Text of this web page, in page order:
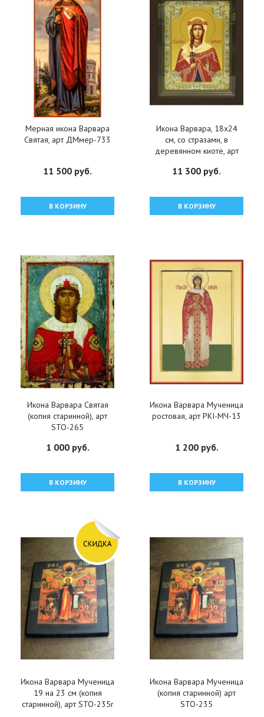
Мерная икона Варвара
Святая, арт ДМмер-733
11 500 руб.
В КОРЗИНУ
Икона Варвара, 18x24
см, со стразами, в
деревянном киоте, арт
11 300 руб.
В КОРЗИНУ
Икона Варвара Святая
(копия старинной), арт
STO-265
1 000 руб.
В КОРЗИНУ
Икона Варвара Мученица
ростовая, арт PKI-МЧ-13
1 200 руб.
В КОРЗИНУ
Икона Варвара Мученица
19 на 23 см (копия
старинной), арт STO-235r
Икона Варвара Мученица
(копия старинной) арт
STO-235